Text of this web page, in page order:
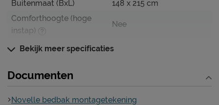
Buitenmaat (BxL)
148 x 215 cm
Comforthoogte (hoge
instap)
Nee
Hoogte hoofdbord
105 cm
Kenmerken
Kleur
jeep bruin
Bekijk meer specificaties
Documenten
Novelle bedbak montagetekening